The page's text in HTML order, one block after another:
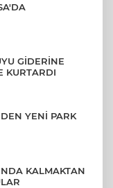
GİDERİNE
KURTARDI
YENİ PARK
KALMAKTAN